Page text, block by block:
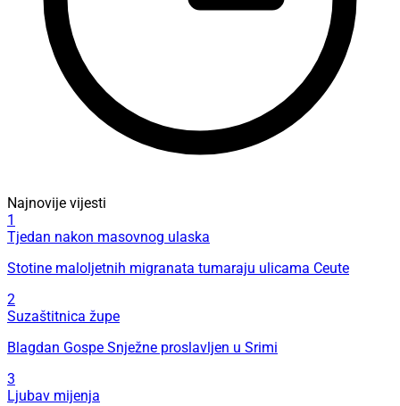
Najnovije vijesti
1
Tjedan nakon masovnog ulaska
Stotine maloljetnih migranata tumaraju ulicama Ceute
2
Suzaštitnica župe
Blagdan Gospe Snježne proslavljen u Srimi
3
Ljubav mijenja